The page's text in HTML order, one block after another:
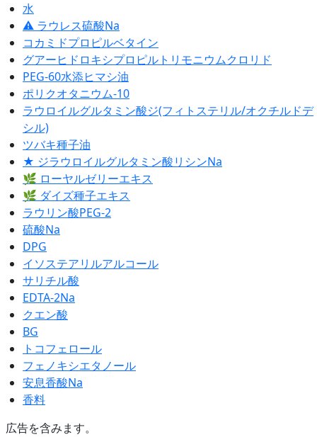
水
⚠ ラウレス硫酸Na
コカミドプロピルベタイン
グアーヒドロキシプロピルトリモニウムクロリド
PEG-60水添ヒマシ油
ポリクオタニウム-10
ラウロイルグルタミン酸ジ(フィトステリル/オクチルドデ
シル)
ツバキ種子油
★ ジラウロイルグルタミン酸リシンNa
🌿 ローヤルゼリーエキス
🌿 ダイズ種子エキス
ラウリン酸PEG-2
硫酸Na
DPG
イソステアリルアルコール
サリチル酸
EDTA-2Na
クエン酸
BG
トコフェロール
フェノキシエタノール
安息香酸Na
香料
広告を含みます。